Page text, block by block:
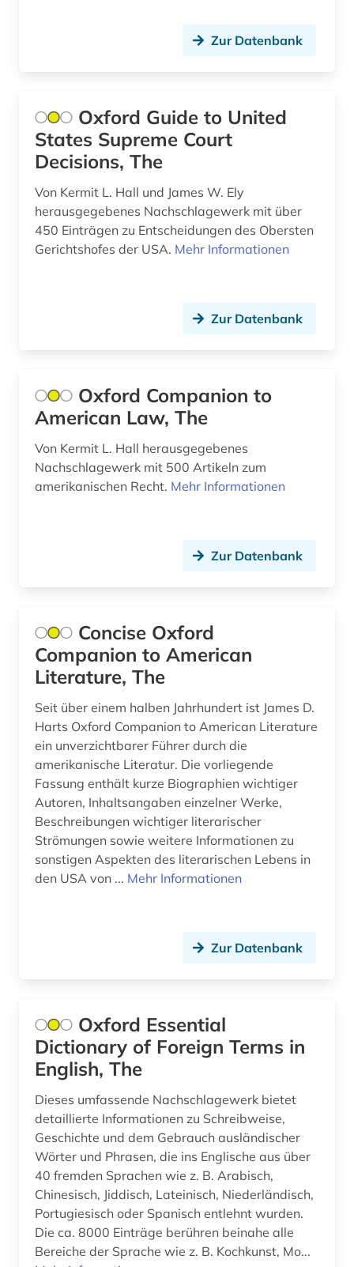
frauenforschung (1)
fremdwort (1)
gefangener (1)
geheimdienst (3)
geographie (2)
geowissenschaften (1)
geschichte &lt;1801-1819&gt; (1)
geschichte 1500-1900 (1)
geschichte 1650 (1)
geschichte 1789-1838 (1)
geschichte 1789-1930 (1)
geschichte 1800-1930 (1)
geschichte 1800-1980 (1)
geschichte 1815-1914 (1)
geschichte 1817-1980 (1)
geschichte 1832-1978 (1)
geschichte 1890-1920 (1)
geschichte 1900-2000 (1)
geschichte 1931-2000 (1)
geschichte 1940-1950 (1)
geschichte 1945 (2)
geschichte 1945 - 1959 (1)
Zur Datenbank
Oxford Guide to United
States Supreme Court
Decisions, The
Von Kermit L. Hall und James W. Ely
herausgegebenes Nachschlagewerk mit über
450 Einträgen zu Entscheidungen des Obersten
Gerichtshofes der USA. Mehr Informationen
Zur Datenbank
Oxford Companion to
American Law, The
Von Kermit L. Hall herausgegebenes
Nachschlagewerk mit 500 Artikeln zum
amerikanischen Recht. Mehr Informationen
Zur Datenbank
Concise Oxford
Companion to American
Literature, The
Seit über einem halben Jahrhundert ist James D.
Harts Oxford Companion to American Literature
ein unverzichtbarer Führer durch die
amerikanische Literatur. Die vorliegende
Fassung enthält kurze Biographien wichtiger
Autoren, Inhaltsangaben einzelner Werke,
Beschreibungen wichtiger literarischer
Strömungen sowie weitere Informationen zu
sonstigen Aspekten des literarischen Lebens in
den USA von ... Mehr Informationen
Zur Datenbank
Oxford Essential
Dictionary of Foreign Terms in
English, The
Dieses umfassende Nachschlagewerk bietet
detaillierte Informationen zu Schreibweise,
Geschichte und dem Gebrauch ausländischer
Wörter und Phrasen, die ins Englische aus über
40 fremden Sprachen wie z. B. Arabisch,
Chinesisch, Jiddisch, Lateinisch, Niederländisch,
Portugiesisch oder Spanisch entlehnt wurden.
Die ca. 8000 Einträge berühren beinahe alle
Bereiche der Sprache wie z. B. Kochkunst, Mo...